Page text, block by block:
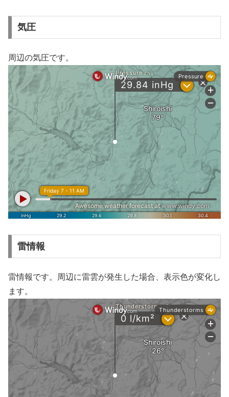
気圧
周辺の気圧です。
雷情報
雷情報です。周辺に雷雲が発生した場合、表示色が変化し
ます。